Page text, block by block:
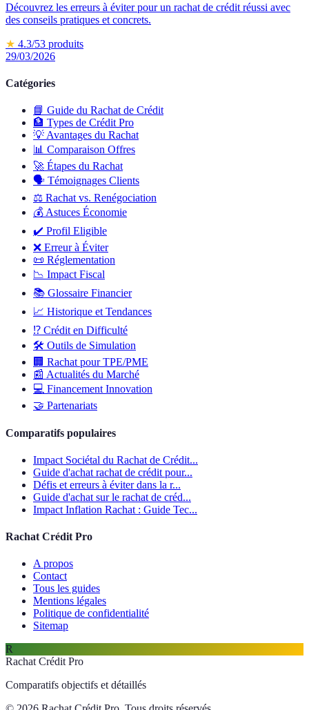
Découvrez les erreurs à éviter pour un rachat de crédit réussi avec
des conseils pratiques et concrets.
★ 4.3/53 produits
29/03/2026
Catégories
📘 Guide du Rachat de Crédit
🏦 Types de Crédit Pro
💡 Avantages du Rachat
📊 Comparaison Offres
🚀 Étapes du Rachat
🗣️ Témoignages Clients
⚖️ Rachat vs. Renégociation
💰 Astuces Économie
✔️ Profil Eligible
❌ Erreur à Éviter
📜 Réglementation
📉 Impact Fiscal
📚 Glossaire Financier
📈 Historique et Tendances
⁉️ Crédit en Difficulté
🛠️ Outils de Simulation
🏢 Rachat pour TPE/PME
📰 Actualités du Marché
💻 Financement Innovation
🤝 Partenariats
Comparatifs populaires
Impact Sociétal du Rachat de Crédit...
Guide d'achat rachat de crédit pour...
Défis et erreurs à éviter dans la r...
Guide d'achat sur le rachat de créd...
Impact Inflation Rachat : Guide Tec...
Rachat Crédit Pro
A propos
Contact
Tous les guides
Mentions légales
Politique de confidentialité
Sitemap
R
Rachat Crédit Pro
Comparatifs objectifs et détaillés